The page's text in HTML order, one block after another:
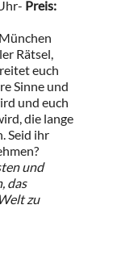
Preis:
Rätsel,
euch
Sinne und
und euch
die lange
Seid ihr
und
das
zu